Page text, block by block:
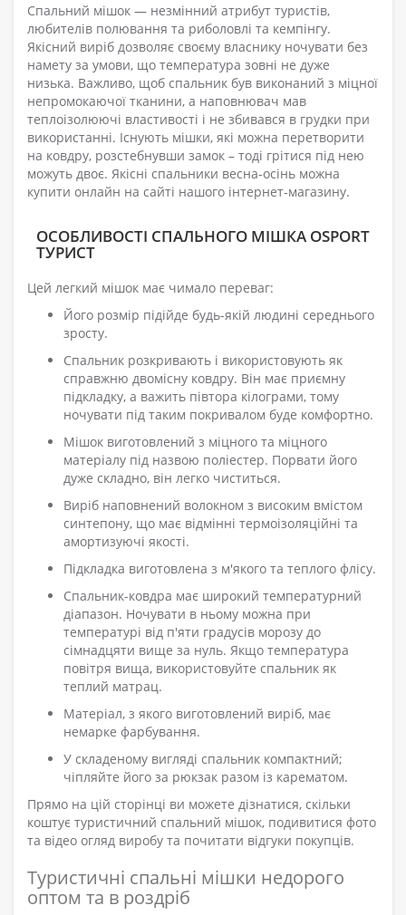
Спальний мішок — незмінний атрибут туристів,
любителів полювання та риболовлі та кемпінгу.
Якісний виріб дозволяє своєму власнику ночувати без
намету за умови, що температура зовні не дуже
низька. Важливо, щоб спальник був виконаний з міцної
непромокаючої тканини, а наповнювач мав
теплоізолюючі властивості і не збивався в грудки при
використанні. Існують мішки, які можна перетворити
на ковдру, розстебнувши замок – тоді грітися під нею
можуть двоє. Якісні спальники весна-осінь можна
купити онлайн на сайті нашого інтернет-магазину.
ОСОБЛИВОСТІ СПАЛЬНОГО МІШКА OSPORT
ТУРИСТ
Цей легкий мішок має чимало переваг:
Його розмір підійде будь-якій людині середнього
зросту.
Спальник розкривають і використовують як
справжню двомісну ковдру. Він має приємну
підкладку, а важить півтора кілограми, тому
ночувати під таким покривалом буде комфортно.
Мішок виготовлений з міцного та міцного
матеріалу під назвою поліестер. Порвати його
дуже складно, він легко чиститься.
Виріб наповнений волокном з високим вмістом
синтепону, що має відмінні термоізоляційні та
амортизуючі якості.
Підкладка виготовлена з м'якого та теплого флісу.
Спальник-ковдра має широкий температурний
діапазон. Ночувати в ньому можна при
температурі від п'яти градусів морозу до
сімнадцяти вище за нуль. Якщо температура
повітря вища, використовуйте спальник як
теплий матрац.
Матеріал, з якого виготовлений виріб, має
немарке фарбування.
У складеному вигляді спальник компактний;
чіпляйте його за рюкзак разом із карематом.
Прямо на цій сторінці ви можете дізнатися, скільки
коштує туристичний спальний мішок, подивитися фото
та відео огляд виробу та почитати відгуки покупців.
Туристичні спальні мішки недорого
оптом та в роздріб